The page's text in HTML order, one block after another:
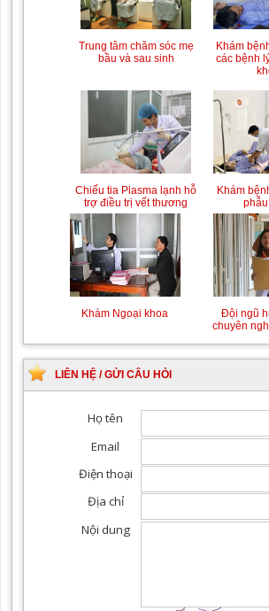
Trung tâm chăm sóc mẹ
bầu và sau sinh
Khám
các bệnh
Chiếu tia Plasma lạnh hỗ
trợ điều trị vết thương
Khám
Khám Ngoại khoa
Đội ngũ
chuyên
LIÊN HỆ / GỬI CÂU HỎI